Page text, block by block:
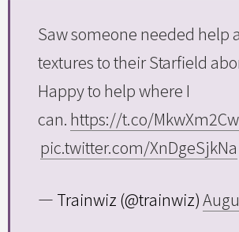
Saw someone needed help
textures to their Starfield
Happy to help where I
can. https://t.co/
pic.twitter.com/XnDgeSjkNa
— Trainwiz (@trainwiz)